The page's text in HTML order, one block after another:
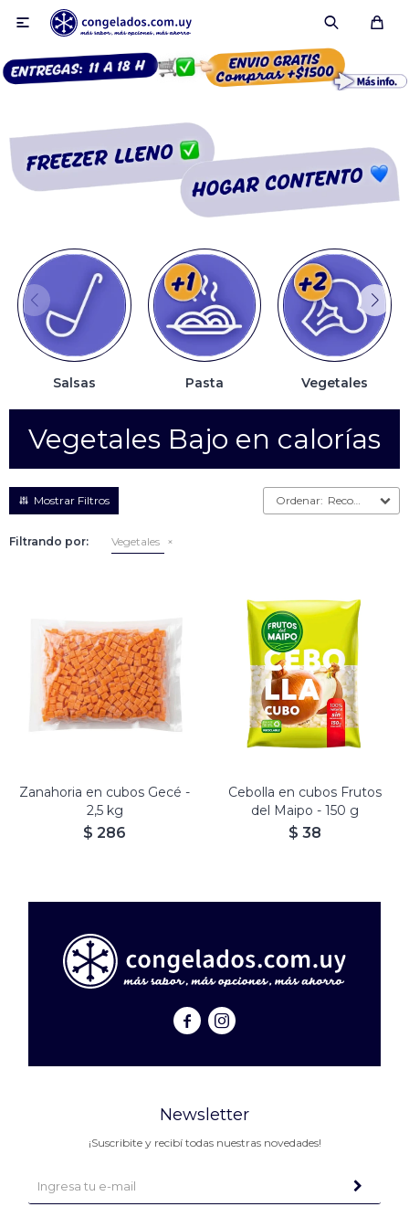

Salsas Pasta Vegetales
Vegetales Bajo en calorías
Recomendados
Filtrando por: Vegetales
Zanahoria en cubos Gecé -
2,5 kg
$ 286
Cebolla en cubos Frutos
del Maipo - 150 g
$ 38
 
Newsletter
¡Suscribite y recibí todas nuestras novedades!
Smoothies
Fruta congelada
Pulpas
Pizzas
Empanadas
Otros
Arrolladitos primavera
Croquetas
Otros
Bastones
Especialidades
Ravioles
Ñoquis
Especialidades
Otros
Sin rebozar
Sin Rebozar
Helados
Tortas
Otros